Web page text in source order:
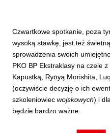
Czwartkowe spotkanie, poza
wysoką stawkę, jest też
sprowadzenia swoich
PKO BP Ekstraklasy na czele z
Kapustką, Ryōyą Morishita,
(oczywiście decyzję o ich
szkoleniowiec wojskowych) i
będzie bardzo ważne.